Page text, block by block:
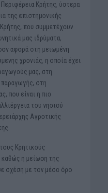
Κρήτης, ύστερα
της επιστημονικής
που συμμετέχουν
μας ιδρύματα,
αφορά στη μειωμένη
χρονιάς, η οποία έχει
μας, στη
στη
που είναι η πιο
του νησιού
Αγροτικής
Κρητικούς
καθώς η μείωση της
σχέση με τον μέσο όρο